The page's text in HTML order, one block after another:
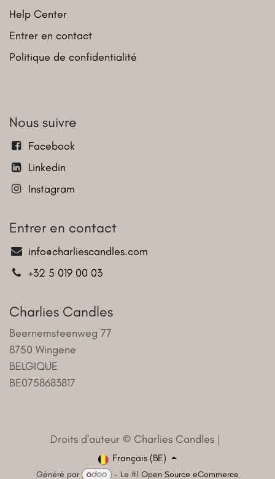
Help Center
Entrer en contact
Politique de confidentialité
Nous suivre
Facebook
Linkedin
Instagram
Entrer en contact
info@charliescandles.com
+32 5 019 00 03
Charlies Candles
Beernemsteenweg 77
8750 Wingene
BELGIQUE
BE0758683817
Droits d'auteur © Charlies Candles |
Français (BE)
Généré par - Le #1 Open Source eCommerce